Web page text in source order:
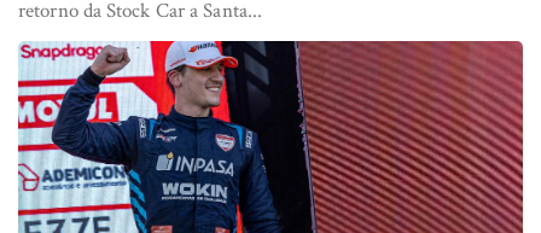
retorno da Stock Car a Santa...